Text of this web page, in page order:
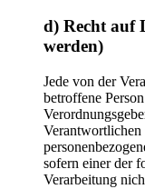
d) Recht auf
werden)
Jede von der
betroffene
Verantwortlichen
sofern einer der
Verarbeitung